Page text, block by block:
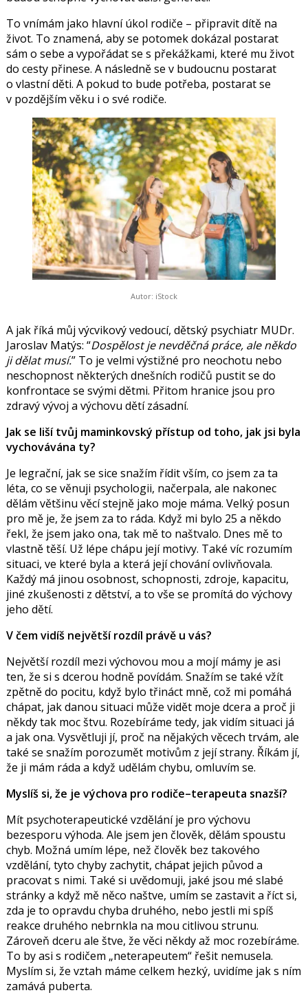
To vnímám jako hlavní úkol rodiče – připravit dítě na
život. To znamená, aby se potomek dokázal postarat
sám o sebe a vypořádat se s překážkami, které mu život
do cesty přinese. A následně se v budoucnu postarat
o vlastní děti. A pokud to bude potřeba, postarat se
v pozdějším věku i o své rodiče.
Autor: iStock
A jak říká můj výcvikový vedoucí, dětský psychiatr MUDr.
Jaroslav Matýs: “Dospělost je nevděčná práce, ale někdo
ji dělat musí.” To je velmi výstižné pro neochotu nebo
neschopnost některých dnešních rodičů pustit se do
konfrontace se svými dětmi. Přitom hranice jsou pro
zdravý vývoj a výchovu dětí zásadní.
Jak se liší tvůj maminkovský přístup od toho, jak jsi byla
vychovávána ty?
Je legrační, jak se sice snažím řídit vším, co jsem za ta
léta, co se věnuji psychologii, načerpala, ale nakonec
dělám většinu věcí stejně jako moje máma. Velký posun
pro mě je, že jsem za to ráda. Když mi bylo 25 a někdo
řekl, že jsem jako ona, tak mě to naštvalo. Dnes mě to
vlastně těší. Už lépe chápu její motivy. Také víc rozumím
situaci, ve které byla a která její chování ovlivňovala.
Každý má jinou osobnost, schopnosti, zdroje, kapacitu,
jiné zkušenosti z dětství, a to vše se promítá do výchovy
jeho dětí.
V čem vidíš největší rozdíl právě u vás?
Největší rozdíl mezi výchovou mou a mojí mámy je asi
ten, že si s dcerou hodně povídám. Snažím se také vžít
zpětně do pocitu, když bylo třináct mně, což mi pomáhá
chápat, jak danou situaci může vidět moje dcera a proč ji
někdy tak moc štvu. Rozebíráme tedy, jak vidím situaci já
a jak ona. Vysvětluji jí, proč na nějakých věcech trvám, ale
také se snažím porozumět motivům z její strany. Říkám jí,
že ji mám ráda a když udělám chybu, omluvím se.
Myslíš si, že je výchova pro rodiče–terapeuta snazší?
Mít psychoterapeutické vzdělání je pro výchovu
bezesporu výhoda. Ale jsem jen člověk, dělám spoustu
chyb. Možná umím lépe, než člověk bez takového
vzdělání, tyto chyby zachytit, chápat jejich původ a
pracovat s nimi. Také si uvědomuji, jaké jsou mé slabé
stránky a když mě něco naštve, umím se zastavit a říct si,
zda je to opravdu chyba druhého, nebo jestli mi spíš
reakce druhého nebrnkla na mou citlivou strunu.
Zároveň dceru ale štve, že věci někdy až moc rozebíráme.
To by asi s rodičem „neterapeutem“ řešit nemusela.
Myslím si, že vztah máme celkem hezký, uvidíme jak s ním
zamává puberta.